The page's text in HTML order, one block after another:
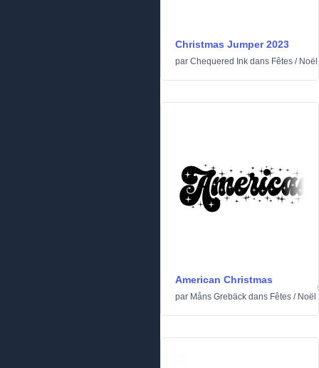
Christmas Jumper 2023
par Chequered Ink dans Fêtes / Noël
American Christmas
par Måns Grebäck dans Fêtes / Noël